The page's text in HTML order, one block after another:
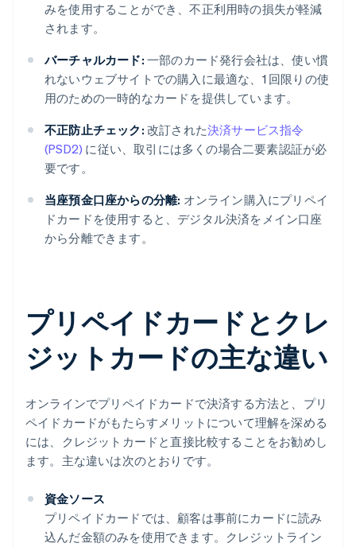
みを使用することができ、不正利用時の損失が軽減
されます。
バーチャルカード: 一部のカード発行会社は、使い慣
れないウェブサイトでの購入に最適な、1 回限りの使
用のための一時的なカードを提供しています。
不正防止チェック: 改訂された決済サービス指令
(PSD2) に従い、取引には多くの場合二要素認証が必
要です。
当座預金口座からの分離: オンライン購入にプリペイ
ドカードを使用すると、デジタル決済をメイン口座
から分離できます。
プリペイドカードとクレ
ジットカードの主な違い
オンラインでプリペイドカードで決済する方法と、プリ
ペイドカードがもたらすメリットについて理解を深める
には、クレジットカードと直接比較することをお勧めし
ます。主な違いは次のとおりです。
資金ソース
プリペイドカードでは、顧客は事前にカードに読み
込んだ金額のみを使用できます。クレジットライン